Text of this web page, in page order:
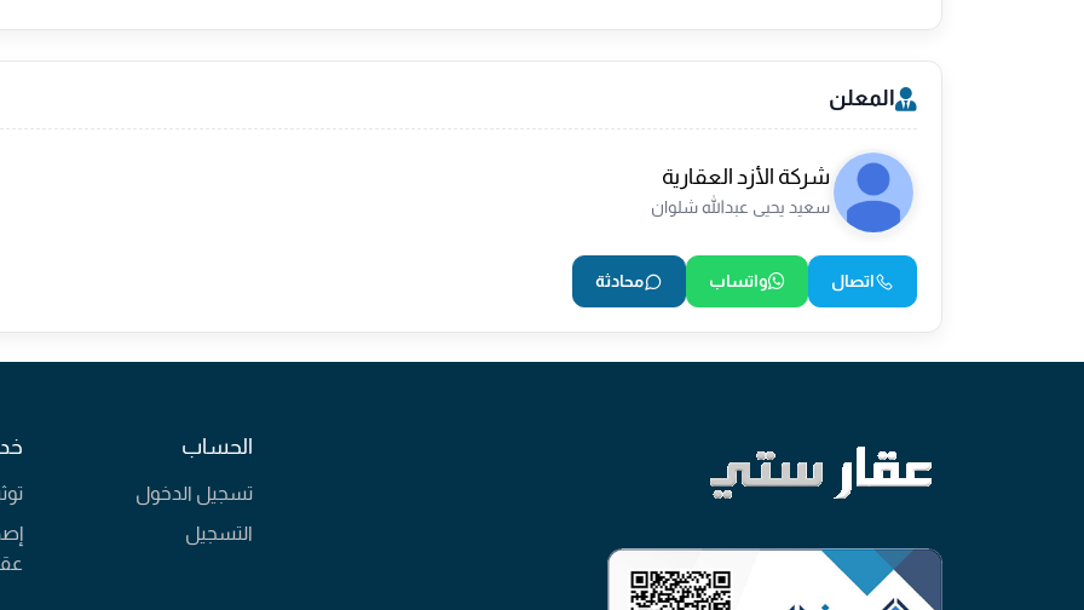
المعلن
شركة الأزد العقارية
سعيد يحيى عبدالله شلوان
اتصال واتساب محادثة
الحساب
تسجيل الدخول
التسجيل